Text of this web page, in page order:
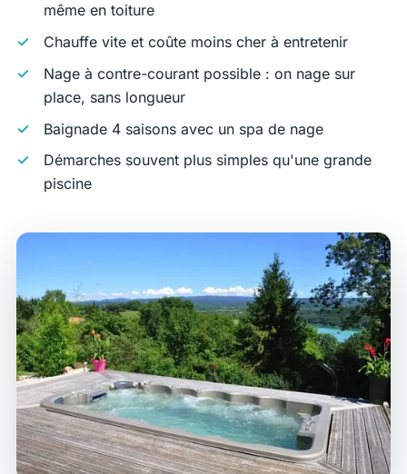
même en toiture
Chauffe vite et coûte moins cher à entretenir
Nage à contre-courant possible : on nage sur
place, sans longueur
Baignade 4 saisons avec un spa de nage
Démarches souvent plus simples qu'une grande
piscine